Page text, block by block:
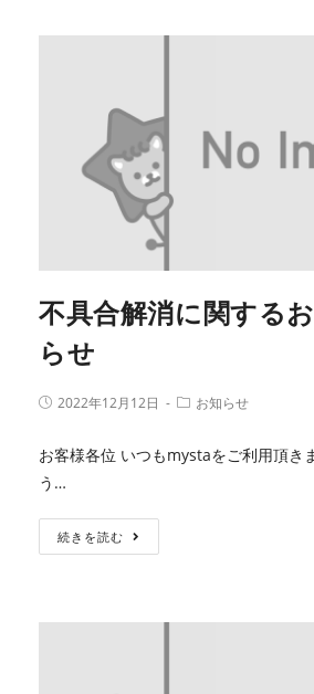
不具合解消に関する
らせ
2022年12月12日 お知らせ
お客様各位 いつもmystaをご利用頂き
う…
続きを読む